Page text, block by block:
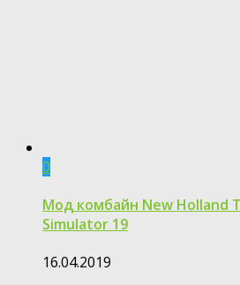
0
Мод комбайн New Holland
Simulator 19
16.04.2019